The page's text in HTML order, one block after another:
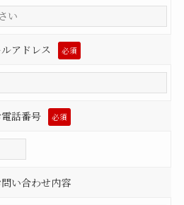
ルアドレス 必須
話番号 必須
い合わせ内容